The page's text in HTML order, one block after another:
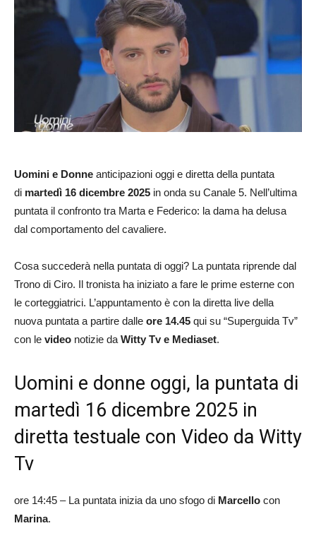
Uomini e Donne anticipazioni oggi e diretta della puntata
di martedì 16 dicembre 2025 in onda su Canale 5. Nell’ultima
puntata il confronto tra Marta e Federico: la dama ha delusa
dal comportamento del cavaliere.
Cosa succederà nella puntata di oggi? La puntata riprende dal
Trono di Ciro. Il tronista ha iniziato a fare le prime esterne con
le corteggiatrici. L’appuntamento è con la diretta live della
nuova puntata a partire dalle ore 14.45 qui su “Superguida Tv”
con le video notizie da Witty Tv e Mediaset.
Uomini e donne oggi, la puntata di
martedì 16 dicembre 2025 in
diretta testuale con Video da Witty
Tv
ore 14:45 – La puntata inizia da uno sfogo di Marcello con
Marina.